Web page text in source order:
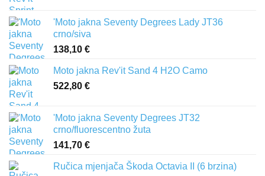
'Moto jakna Seventy Degrees Lady JT36
crno/siva
138,10 €
Moto jakna Rev'it Sand 4 H2O Camo
522,80 €
'Moto jakna Seventy Degrees JT32
crno/fluorescentno žuta
141,70 €
Ručica mjenjača Škoda Octavia II (6 brzina)